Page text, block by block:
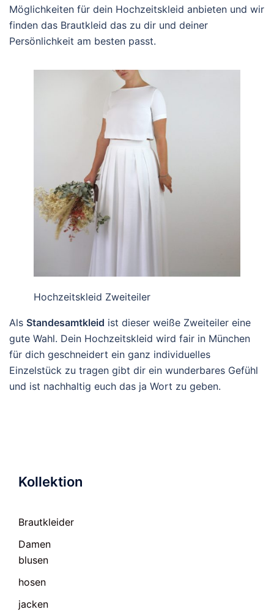
Möglichkeiten für dein Hochzeitskleid anbieten und wir
finden das Brautkleid das zu dir und deiner
Persönlichkeit am besten passt.
Hochzeitskleid Zweiteiler
Als Standesamtkleid ist dieser weiße Zweiteiler eine
gute Wahl. Dein Hochzeitskleid wird fair in München
für dich geschneidert ein ganz individuelles
Einzelstück zu tragen gibt dir ein wunderbares Gefühl
und ist nachhaltig euch das ja Wort zu geben.
Kollektion
Brautkleider
Damen
blusen
hosen
jacken